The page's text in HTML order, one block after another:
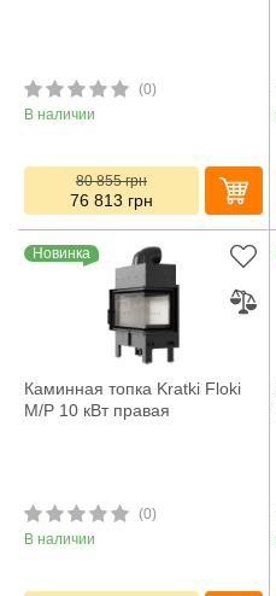
(0)
В наличии
80 855грн
76 813 грн
Новинка
Каминная топка Kratki Floki
M/P 10 кВт правая
(0)
В наличии